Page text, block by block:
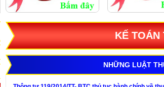
KẾ TOÁN
NHỮNG LUẬT